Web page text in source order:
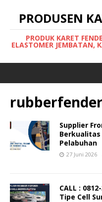
PRODUSEN
PRODUK KARET
ELASTOMER JEMBATAN,
Supplier
Pelabuhan
27 Juni 2026
CALL :
Tipe Cell